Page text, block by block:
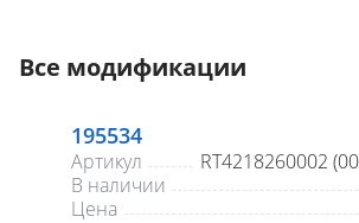
Все модификации
195534
Артикул
RT4218260002
В наличии
Цена